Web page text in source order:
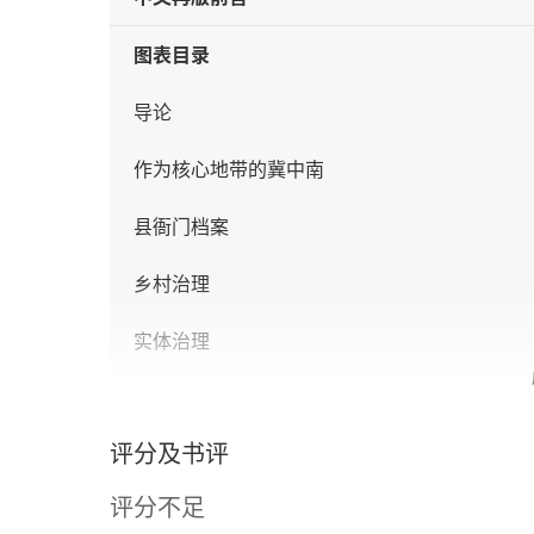
图表目录
导论
作为核心地带的冀中南
县衙门档案
乡村治理
实体治理
乡村的国家政权建设
第一部分 地方治理
评分及书评
评分不足